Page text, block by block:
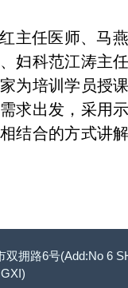
主任医师、马
妇科范江涛主
为培训学员授
求出发，采用
结合的方式讲
双拥路6号(Add:No 6